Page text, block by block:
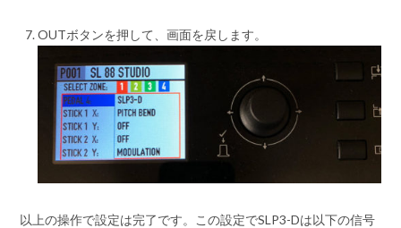
OUTボタンを押して、画面を戻します。
以上の操作で設定は完了です。この設定でSLP3-Dは以下の信号